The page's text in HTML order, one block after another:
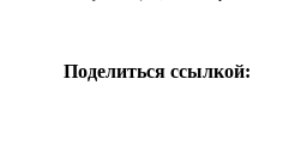
Поделиться ссылкой: